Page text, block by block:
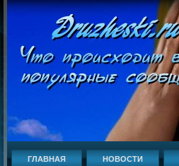
ГЛАВНАЯ НОВОСТИ